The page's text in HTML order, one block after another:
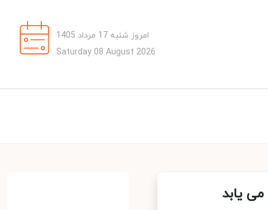
امروز شنبه 17 مرداد 1405
Saturday 08 August 2026
یابد